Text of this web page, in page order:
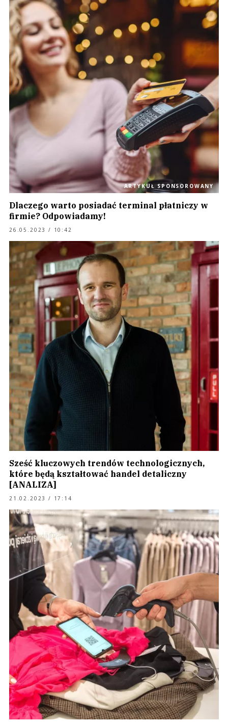
ARTYKUŁ SPONSOROWANY
Dlaczego warto posiadać terminal płatniczy w
firmie? Odpowiadamy!
26.05.2023 / 10:42
Sześć kluczowych trendów technologicznych,
które będą kształtować handel detaliczny
[ANALIZA]
21.02.2023 / 17:14